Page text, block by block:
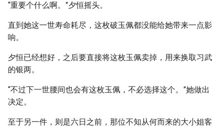
“重要个什么啊。”夕恒摇头。
直到她这一世寿命耗尽，这枚破玉佩都没能给她带来一点影
响。
夕恒已经想好，之后要直接将这枚玉佩卖掉，用来换取习武
的银两。
“不过下一世腰间也会有这枚玉佩，不必选择这个。”她做出
决定。
至于另一件，则是六日之前，那位不知从何而来的大小姐客